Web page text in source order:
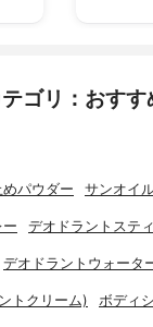
ゴリ：おす
めパウダー サンオイ
デオドラントステ
デオドラントウォータ
トクリーム) ボディ